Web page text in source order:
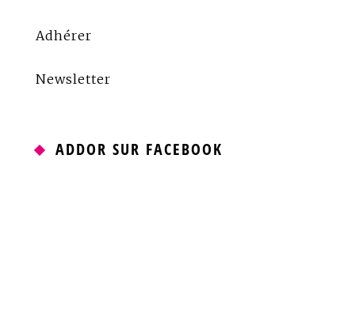
Adhérer
Newsletter
ADDOR SUR FACEBOOK